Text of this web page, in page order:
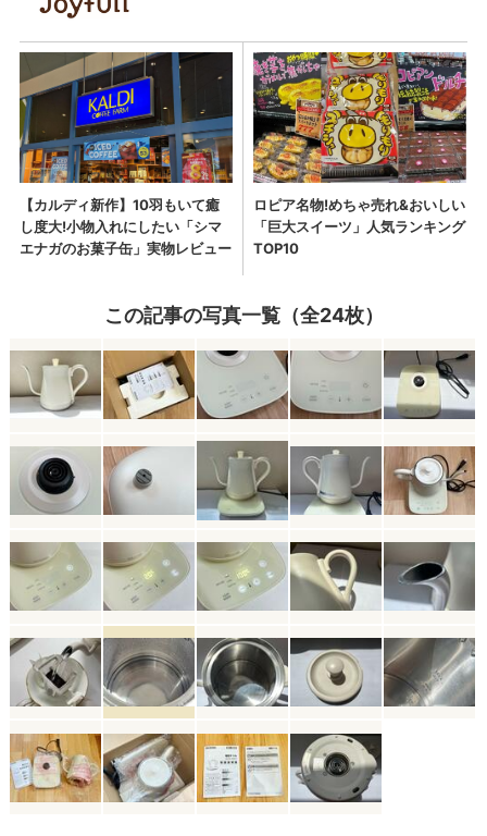
この記事の写真一覧（全24枚）